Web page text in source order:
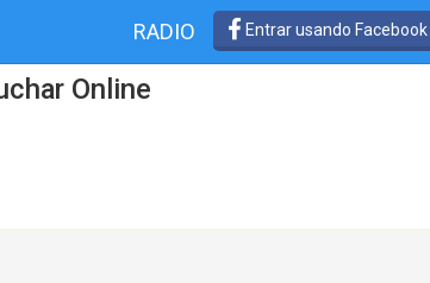
RADIO Entrar usando Facebook
Online